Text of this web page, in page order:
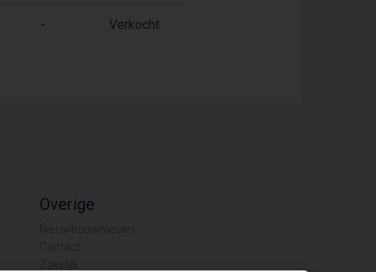
- Verkocht
Overige